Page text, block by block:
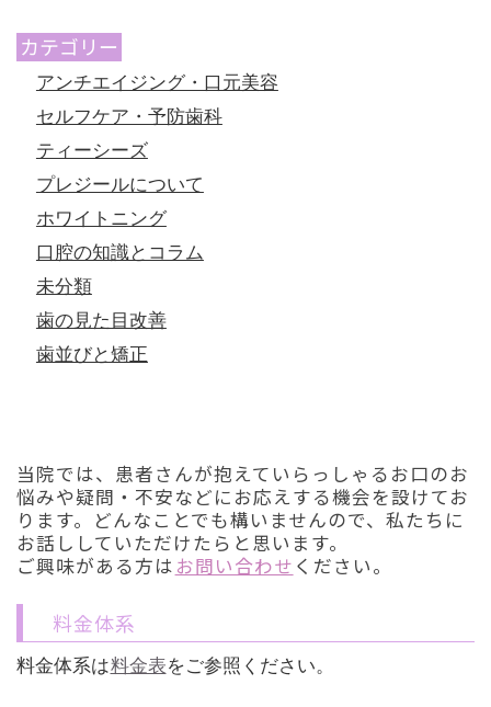
カテゴリー
アンチエイジング・口元美容
セルフケア・予防歯科
ティーシーズ
プレジールについて
ホワイトニング
口腔の知識とコラム
未分類
歯の見た目改善
歯並びと矯正
当院では、患者さんが抱えていらっしゃるお口のお
悩みや疑問・不安などにお応えする機会を設けてお
ります。どんなことでも構いませんので、私たちに
お話ししていただけたらと思います。
ご興味がある方は お問い合わせ ください。
料金体系
料金体系は料金表をご参照ください。